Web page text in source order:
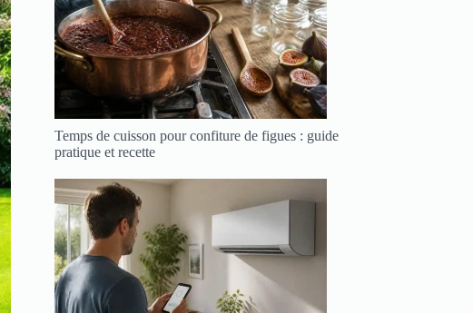
Temps de cuisson pour confiture de figues : guide
pratique et recette